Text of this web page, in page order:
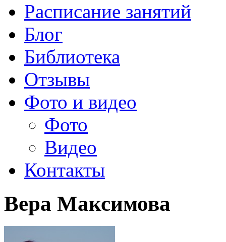
Расписание занятий
Блог
Библиотека
Отзывы
Фото и видео
Фото
Видео
Контакты
Вера Максимова